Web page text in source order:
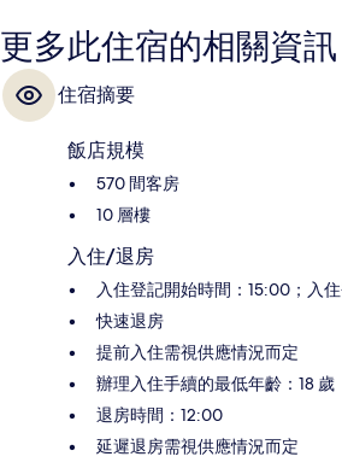
更多此住宿的相關資訊
住宿摘要
飯店規模
570 間客房
10 層樓
入住/退房
入住登記開始時間：15:00；入
快速退房
提前入住需視供應情況而定
辦理入住手續的最低年齡：18 歲
退房時間：12:00
延遲退房需視供應情況而定